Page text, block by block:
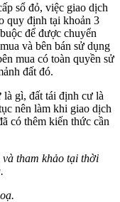
sổ đỏ, việc giao dịch
quy định tại khoản 3
để được chuyển
và bên bán sử dụng
mua có toàn quyền sử
đất đó.
là gì, đất tái định cư là
nên làm khi giao dịch
có thêm kiến thức cần
tham khảo tại thời